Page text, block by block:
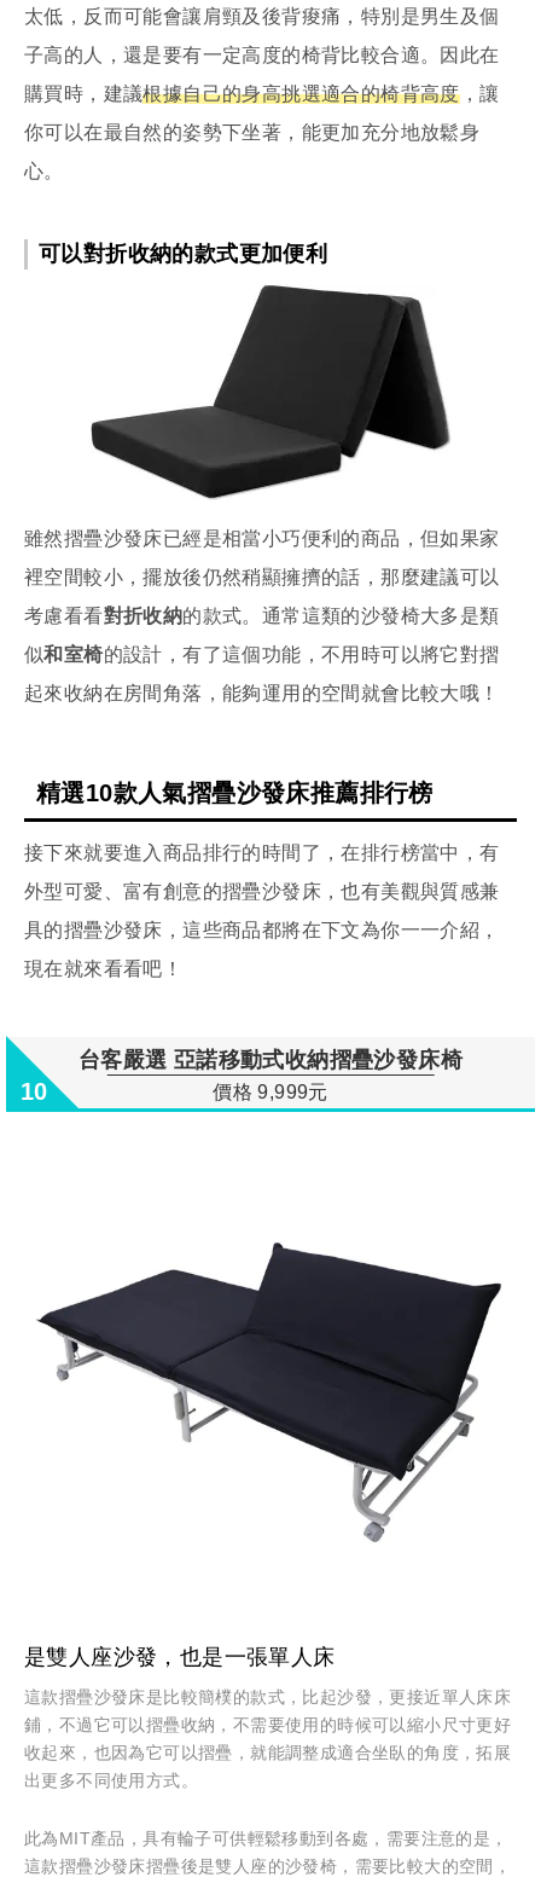
太低，反而可能會讓肩頸及後背痠痛，特別是男生及個
子高的人，還是要有一定高度的椅背比較合適。因此在
購買時，建議根據自己的身高挑選適合的椅背高度，讓
你可以在最自然的姿勢下坐著，能更加充分地放鬆身
心。
可以對折收納的款式更加便利
雖然摺疊沙發床已經是相當小巧便利的商品，但如果家
裡空間較小，擺放後仍然稍顯擁擠的話，那麼建議可以
考慮看看對折收納的款式。通常這類的沙發椅大多是類
似和室椅的設計，有了這個功能，不用時可以將它對摺
起來收納在房間角落，能夠運用的空間就會比較大哦！
精選10款人氣摺疊沙發床推薦排行榜
接下來就要進入商品排行的時間了，在排行榜當中，有
外型可愛、富有創意的摺疊沙發床，也有美觀與質感兼
具的摺疊沙發床，這些商品都將在下文為你一一介紹，
現在就來看看吧！
10
台客嚴選 亞諾移動式收納摺疊沙發床椅
價格 9,999元
是雙人座沙發，也是一張單人床
這款摺疊沙發床是比較簡樸的款式，比起沙發，更接近單人床床
鋪，不過它可以摺疊收納，不需要使用的時候可以縮小尺寸更好
收起來，也因為它可以摺疊，就能調整成適合坐臥的角度，拓展
出更多不同使用方式。
此為MIT產品，具有輪子可供輕鬆移動到各處，需要注意的是，
這款摺疊沙發床摺疊後是雙人座的沙發椅，需要比較大的空間，